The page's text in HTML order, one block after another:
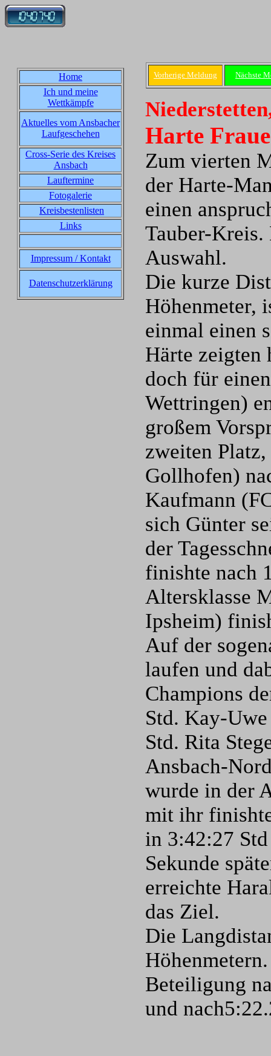
Home
Ich und meine
Wettkämpfe
Aktuelles vom Ansbacher
Laufgeschehen
Cross-Serie des Kreises
Ansbach
Lauftermine
Fotogalerie
Kreisbestenlisten
Links
Impressum / Kontakt
Datenschutzerklärung
Vorherige Meldung Nächste
Harte
Zum vierten
der Harte-
einen
Tauber-Kreis.
Auswahl.
Die kurze
Höhenmeter,
einmal einen
Härte zeigten
doch für
Wettringen)
großem
zweiten
Gollhofen)
Kaufmann
sich Günter
der
finishte nach
Altersklasse
Ipsheim)
Auf der
laufen und
Champions
Std. Kay-
Std. Rita
Ansbach-
wurde in der
mit ihr
in 3:42:27
Sekunde
erreichte
das Ziel.
Die
Beteiligung
und